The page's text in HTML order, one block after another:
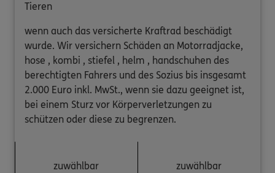
Tieren
wenn auch das versicherte Kraftrad beschädigt
wurde. Wir versichern Schäden an Motorradjacke,
hose , kombi , stiefel , helm , handschuhen des
berechtigten Fahrers und des Sozius bis insgesamt
2.000 Euro inkl. MwSt., wenn sie dazu geeignet ist,
bei einem Sturz vor Körperverletzungen zu
schützen oder diese zu begrenzen.
zuwählbar zuwählbar